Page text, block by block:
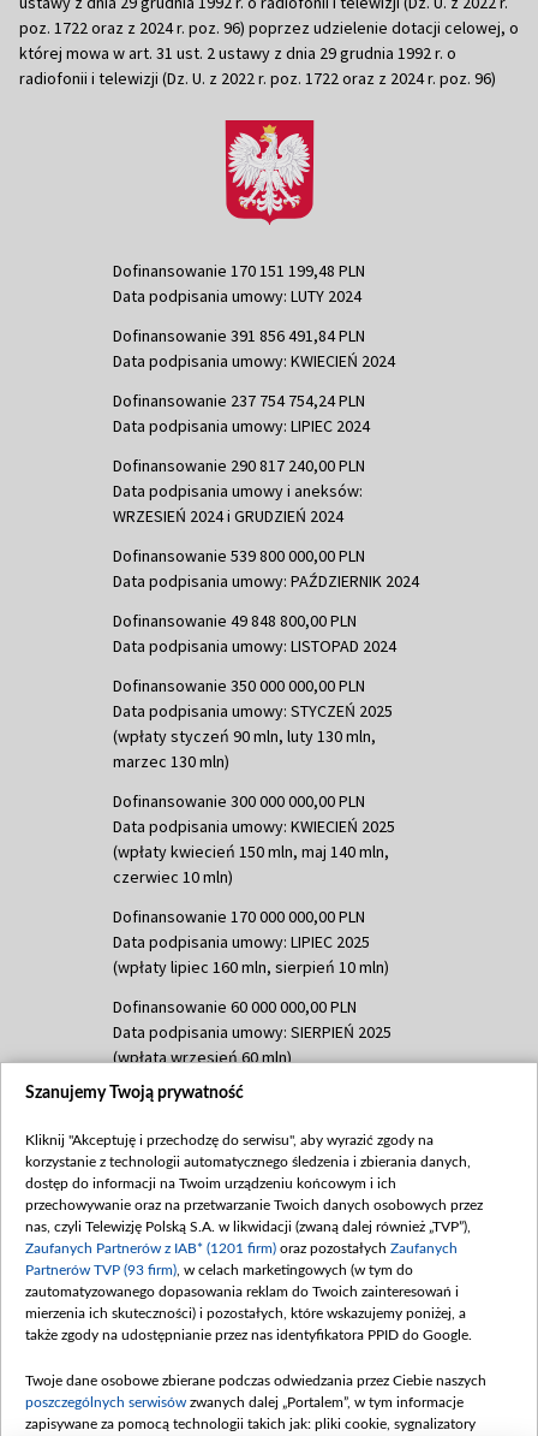
poz. 1722 oraz z 2024 r. poz. 96) poprzez udzielenie dotacji celowej, o
której mowa w art. 31 ust. 2 ustawy z dnia 29 grudnia 1992 r. o
radiofonii i telewizji (Dz. U. z 2022 r. poz. 1722 oraz z 2024 r. poz. 96)
Dofinansowanie 170 151 199,48 PLN
Data podpisania umowy: LUTY 2024
Dofinansowanie 391 856 491,84 PLN
Data podpisania umowy: KWIECIEŃ 2024
Dofinansowanie 237 754 754,24 PLN
Data podpisania umowy: LIPIEC 2024
Dofinansowanie 290 817 240,00 PLN
Data podpisania umowy i aneksów:
WRZESIEŃ 2024 i GRUDZIEŃ 2024
Dofinansowanie 539 800 000,00 PLN
Data podpisania umowy: PAŹDZIERNIK 2024
Dofinansowanie 49 848 800,00 PLN
Data podpisania umowy: LISTOPAD 2024
Dofinansowanie 350 000 000,00 PLN
Data podpisania umowy: STYCZEŃ 2025
(wpłaty styczeń 90 mln, luty 130 mln,
marzec 130 mln)
Dofinansowanie 300 000 000,00 PLN
Data podpisania umowy: KWIECIEŃ 2025
(wpłaty kwiecień 150 mln, maj 140 mln,
czerwiec 10 mln)
Dofinansowanie 170 000 000,00 PLN
Data podpisania umowy: LIPIEC 2025
(wpłaty lipiec 160 mln, sierpień 10 mln)
Dofinansowanie 60 000 000,00 PLN
Data podpisania umowy: SIERPIEŃ 2025
(wpłata wrzesień 60 mln)
Dofinansowanie 635 783 051,21 PLN
(wpłata wrzesień 100 mln, październik 350
mln, listopad 265 mln)
Dofinansowanie 48 862 000,00 PLN
Data podpisania umowy: GRUDZIEŃ 2025
(wpłata grudzień 60,548 mln)
Dofinansowanie 900 000 000,00 PLN
Data podpisania umowy: LUTY 2026 (wpłata
kwiecień 180 mln, 7 maja 180 mln, 8
czerwca 90 mln)
Szanujemy Twoją prywatność
Kliknij "Akceptuję i przechodzę do serwisu", aby wyrazić zgody na
korzystanie z technologii automatycznego śledzenia i zbierania danych,
dostęp do informacji na Twoim urządzeniu końcowym i ich
przechowywanie oraz na przetwarzanie Twoich danych osobowych przez
nas, czyli Telewizję Polską S.A. w likwidacji (zwaną dalej również „TVP”),
Zaufanych Partnerów z IAB* (1201 firm) oraz pozostałych Zaufanych
Partnerów TVP (93 firm) , w celach marketingowych (w tym do
zautomatyzowanego dopasowania reklam do Twoich zainteresowań i
mierzenia ich skuteczności) i pozostałych, które wskazujemy poniżej, a
także zgody na udostępnianie przez nas identyfikatora PPID do Google.
Twoje dane osobowe zbierane podczas odwiedzania przez Ciebie naszych
poszczególnych serwisów zwanych dalej „Portalem”, w tym informacje
zapisywane za pomocą technologii takich jak: pliki cookie, sygnalizatory